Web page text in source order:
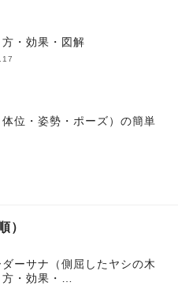
・効果・図解
位・姿勢・ポーズ）の簡単
）
ーサナ（側屈したヤシの木
方・効果・…